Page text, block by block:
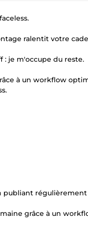
ralentit votre
: je m'occupe du reste.
à un workflow
publiant
grâce à un